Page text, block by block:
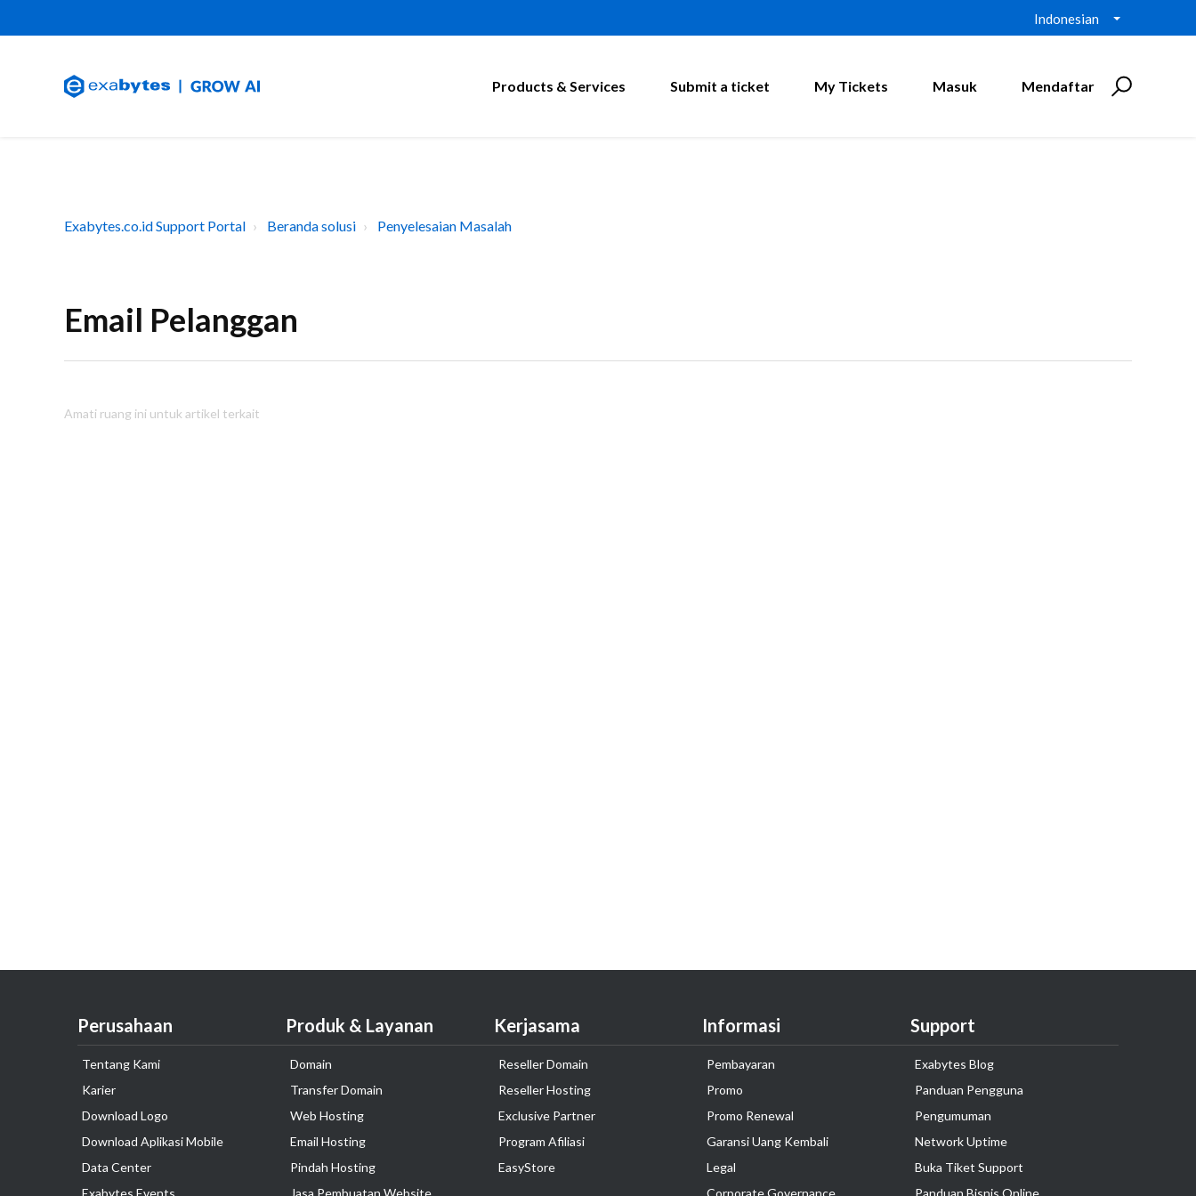
Indonesian
Products & Services Submit a ticket My Tickets Masuk Mendaftar
Exabytes.co.id Support Portal Beranda solusi Penyelesaian Masalah
Email Pelanggan
Amati ruang ini untuk artikel terkait
Perusahaan
Tentang Kami
Karier
Download Logo
Download Aplikasi Mobile
Data Center
Exabytes Events
Produk & Layanan
Domain
Transfer Domain
Web Hosting
Email Hosting
Pindah Hosting
Jasa Pembuatan Website
Kerjasama
Reseller Domain
Reseller Hosting
Exclusive Partner
Program Afiliasi
EasyStore
Informasi
Pembayaran
Promo
Promo Renewal
Garansi Uang Kembali
Legal
Corporate Governance
Support
Exabytes Blog
Panduan Pengguna
Pengumuman
Network Uptime
Buka Tiket Support
Panduan Bisnis Online